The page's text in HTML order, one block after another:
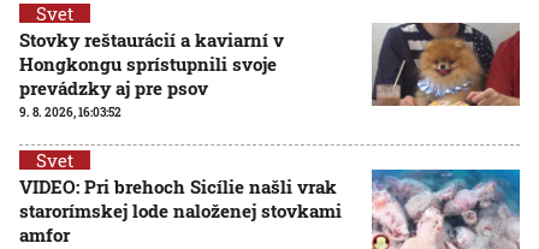
Svet
Stovky reštaurácií a kaviarní v
Hongkongu sprístupnili svoje
prevádzky aj pre psov
9. 8. 2026, 16:03:52
Svet
VIDEO: Pri brehoch Sicílie našli vrak
starorímskej lode naloženej stovkami
amfor